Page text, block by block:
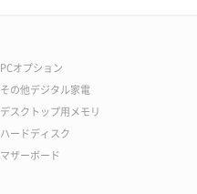
PCオプション
その他デジタル家電
デスクトップ用メモリ
ハードディスク
マザーボード